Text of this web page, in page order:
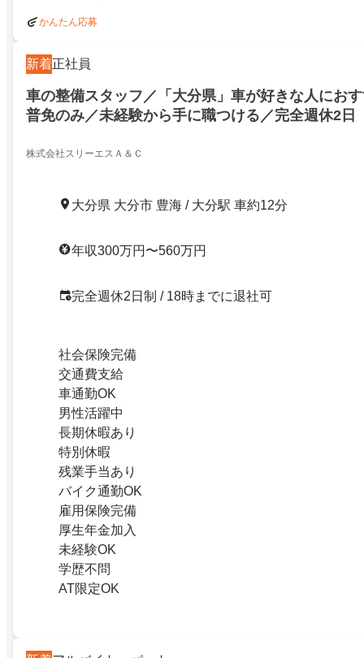
かんたん応募
新着正社員
車の整備スタッフ／「大分県」車が好きな人にお
普免のみ／未経験から手に職つける／完全週休2日
株式会社スリーエスＡ＆Ｃ
大分県 大分市 豊海 / 大分駅 車約12分
年収300万円〜560万円
完全週休2日制 / 18時までに退社可
社会保険完備
交通費支給
車通勤OK
男性活躍中
長期休暇あり
特別休暇
残業手当あり
バイク通勤OK
雇用保険完備
厚生年金加入
未経験OK
学歴不問
AT限定OK